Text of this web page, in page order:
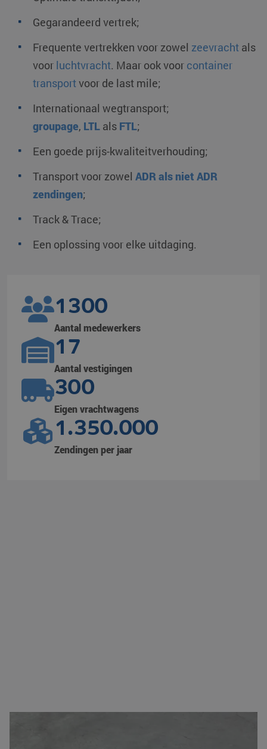
Gegarandeerd vertrek;
Frequente vertrekken voor zowel zeevracht als
voor luchtvracht. Maar ook voor container
transportvoor de last mile;
Internationaal wegtransport;
groupage, LTL als FTL;
Een goede prijs-kwaliteitverhouding;
Transport voor zowel ADR als niet ADR
zendingen;
Track & Trace;
Een oplossing voor elke uitdaging.
1300
Aantal medewerkers
17
Aantal vestigingen
300
Eigen vrachtwagens
1.350.000
Zendingen per jaar